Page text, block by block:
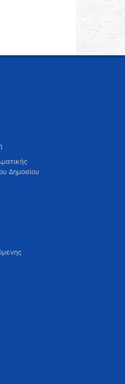
Δημοσίου